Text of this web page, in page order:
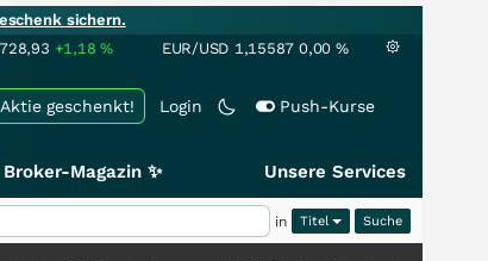
sichern.
+1,18% EUR/USD 1,15587 0,00 %
Login Push-Kurse
Aktie geschenkt!
Broker-Magazin ✨ Unsere Services
in Titel